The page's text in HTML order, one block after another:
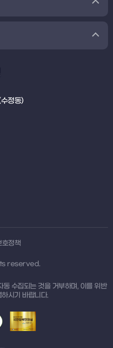
정동)
호정책
reserved.
수집되는 것을 거부하며, 이를 위반
시기 바랍니다.